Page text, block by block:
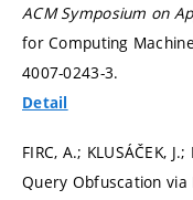
ACM Symposium on
for Computing
4007-0243-3.
Detail
FIRC, A.; KLUSÁČEK,
Query Obfuscation via